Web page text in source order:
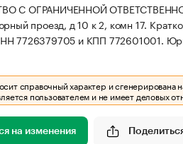
С ОГРАНИЧЕННОЙ
проезд, д 10 к 2, комн 17.
7726379705 и КПП 772601001.
справочный характер и сгенерирована
пользователем и не имеет деловых
на изменения